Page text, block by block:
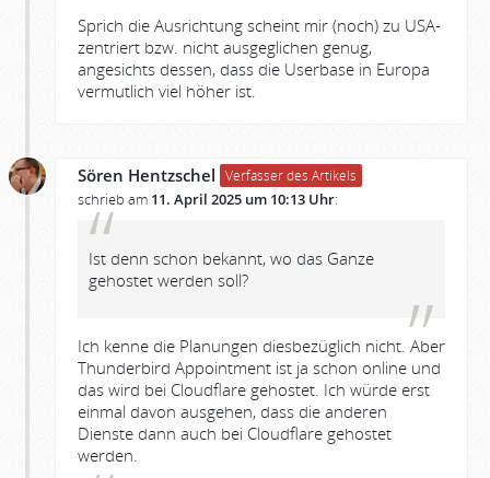
Sprich die Ausrichtung scheint mir (noch) zu USA-
zentriert bzw. nicht ausgeglichen genug,
angesichts dessen, dass die Userbase in Europa
vermutlich viel höher ist.
Sören Hentzschel Verfasser des Artikels
schrieb am 11. April 2025 um 10:13 Uhr:
Ist denn schon bekannt, wo das Ganze
gehostet werden soll?
Ich kenne die Planungen diesbezüglich nicht. Aber
Thunderbird Appointment ist ja schon online und
das wird bei Cloudflare gehostet. Ich würde erst
einmal davon ausgehen, dass die anderen
Dienste dann auch bei Cloudflare gehostet
werden.